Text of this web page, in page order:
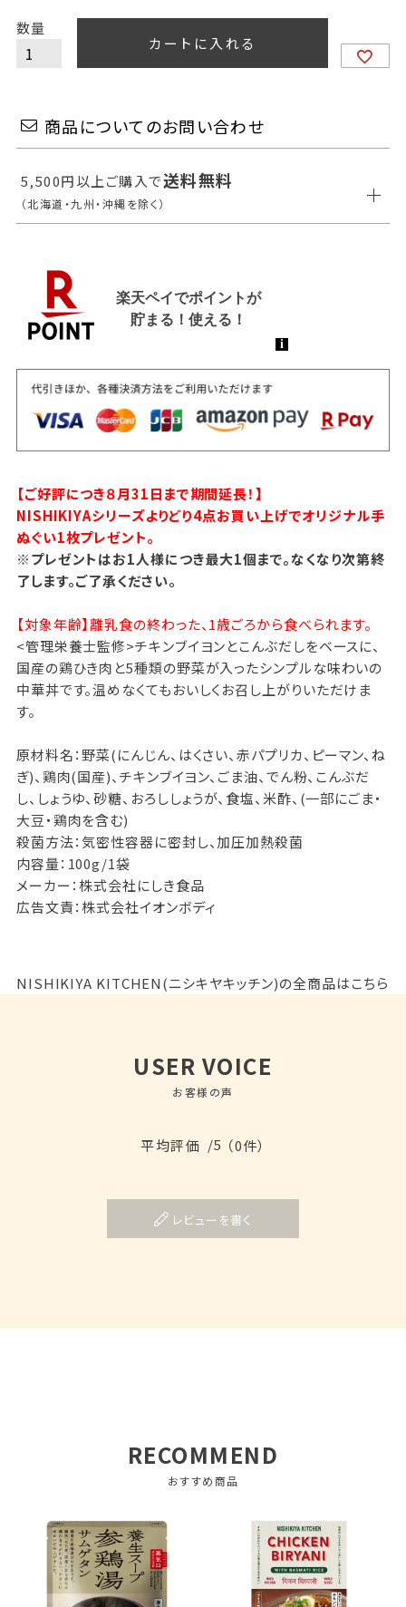
カートに入れる
商品についてのお問い合わせ
5,500円以上ご購入で送料無料
（北海道・九州・沖縄を除く）
【ご好評につき８月31日まで期間延長！】
NISHIKIYAシリーズよりどり4点お買い上げでオリジナル手
ぬぐい1枚プレゼント。
※プレゼントはお1人様につき最大1個まで。なくなり次第終
了します。ご了承ください。
【対象年齢】離乳食の終わった、1歳ごろから食べられます。
<管理栄養士監修>チキンブイヨンとこんぶだしをベースに、
国産の鶏ひき肉と5種類の野菜が入ったシンプルな味わいの
中華丼です。温めなくてもおいしくお召し上がりいただけま
す。
原材料名：野菜(にんじん、はくさい、赤パプリカ、ピーマン、ね
ぎ)、鶏肉(国産)、チキンブイヨン、ごま油、でん粉、こんぶだ
し、しょうゆ、砂糖、おろししょうが、食塩、米酢、(一部にごま・
大豆・鶏肉を含む)
殺菌方法：気密性容器に密封し、加圧加熱殺菌
内容量：100g/1袋
メーカー：株式会社にしき食品
広告文責：株式会社イオンボディ
NISHIKIYA KITCHEN(ニシキヤキッチン)の全商品はこちら
USER VOICE
お客様の声
平均評価 /5 （0件）
レビューを書く
RECOMMEND
おすすめ商品